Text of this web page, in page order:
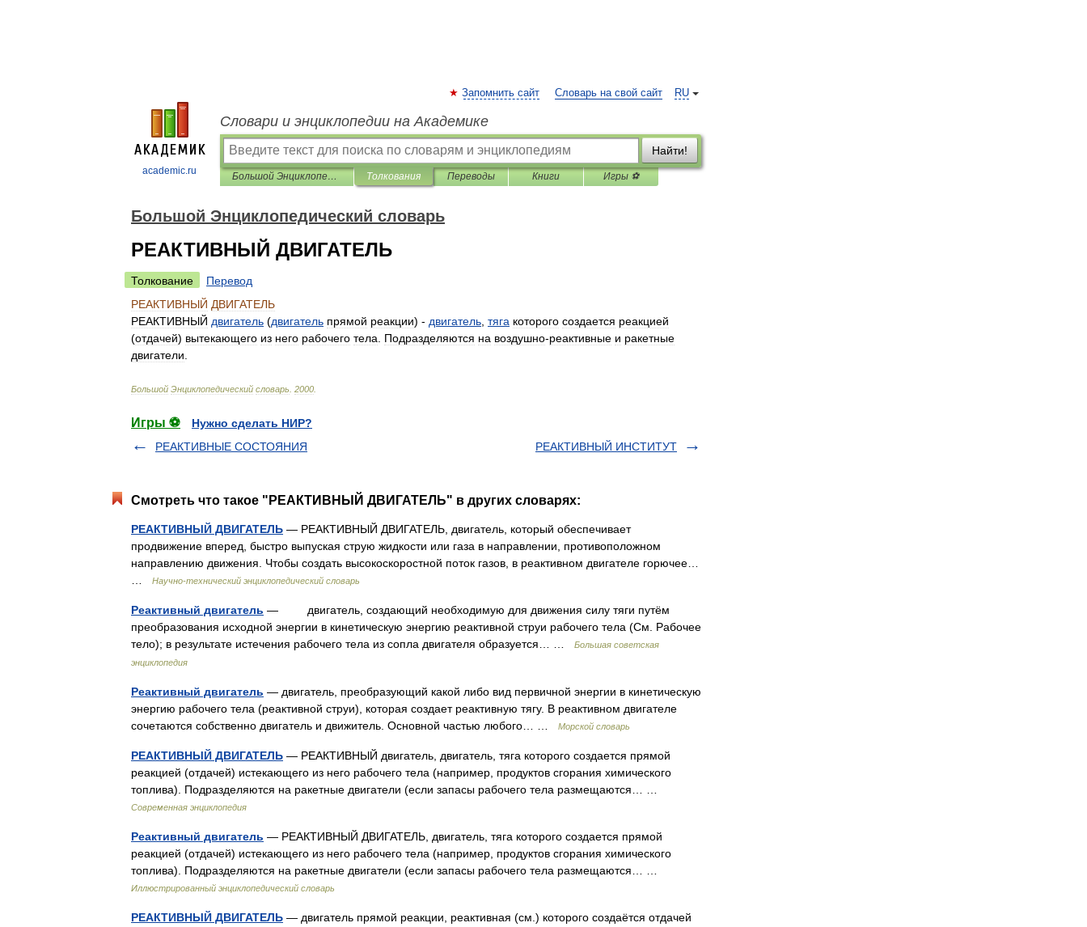
academic.ru
RU
Запомнить сайт Словарь на свой сайт
Словари и энциклопедии на Академике
Найти!
Большой Энциклопедический словарь Толкования Переводы Книги Игры ⚽
Большой Энциклопедический словарь
РЕАКТИВНЫЙ ДВИГАТЕЛЬ
Толкование
Перевод
РЕАКТИВНЫЙ ДВИГАТЕЛЬ
РЕАКТИВНЫЙ двигатель (двигатель прямой реакции) - двигатель тяга которого создается реакцией
(отдачей) вытекающего из него рабочего тела Подразделяются на воздушно-реактивные и ракетные
двигатели
Большой Энциклопедический словарь 2000
Игры ⚽
Нужно сделать НИР?
РЕАКТИВНЫЕ СОСТОЯНИЯ
РЕАКТИВНЫЙ ИНСТИТУТ
Смотреть что такое "РЕАКТИВНЫЙ ДВИГАТЕЛЬ" в других словарях:
РЕАКТИВНЫЙ ДВИГАТЕЛЬ — РЕАКТИВНЫЙ ДВИГАТЕЛЬ, двигатель, который обеспечивает
продвижение вперед, быстро выпуская струю жидкости или газа в направлении, противоположном
направлению движения. Чтобы создать высокоскоростной поток газов, в реактивном двигателе горючее…
Научно-технический энциклопедический словарь
Реактивный двигатель — двигатель, создающий необходимую для движения силу тяги путём
преобразования исходной энергии в кинетическую энергию реактивной струи рабочего тела (См. Рабочее
тело); в результате истечения рабочего тела из сопла двигателя образуется… …
Большая советская
энциклопедия
Реактивный двигатель — двигатель, преобразующий какой либо вид первичной энергии в кинетическую
энергию рабочего тела (реактивной струи), которая создает реактивную тягу. В реактивном двигателе
сочетаются собственно двигатель и движитель. Основной частью любого… …
Морской словарь
РЕАКТИВНЫЙ ДВИГАТЕЛЬ — РЕАКТИВНЫЙ двигатель, двигатель, тяга которого создается прямой
реакцией (отдачей) истекающего из него рабочего тела (например, продуктов сгорания химического
топлива). Подразделяются на ракетные двигатели (если запасы рабочего тела размещаются… …
Современная энциклопедия
Реактивный двигатель — РЕАКТИВНЫЙ ДВИГАТЕЛЬ, двигатель, тяга которого создается прямой
реакцией (отдачей) истекающего из него рабочего тела (например, продуктов сгорания химического
топлива). Подразделяются на ракетные двигатели (если запасы рабочего тела размещаются… …
Иллюстрированный энциклопедический словарь
РЕАКТИВНЫЙ ДВИГАТЕЛЬ — двигатель прямой реакции, реактивная (см.) которого создаётся отдачей